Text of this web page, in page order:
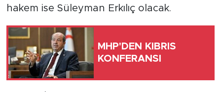
hakem ise Süleyman Erkılıç olacak.
MHP'DEN KIBRIS
KONFERANSI